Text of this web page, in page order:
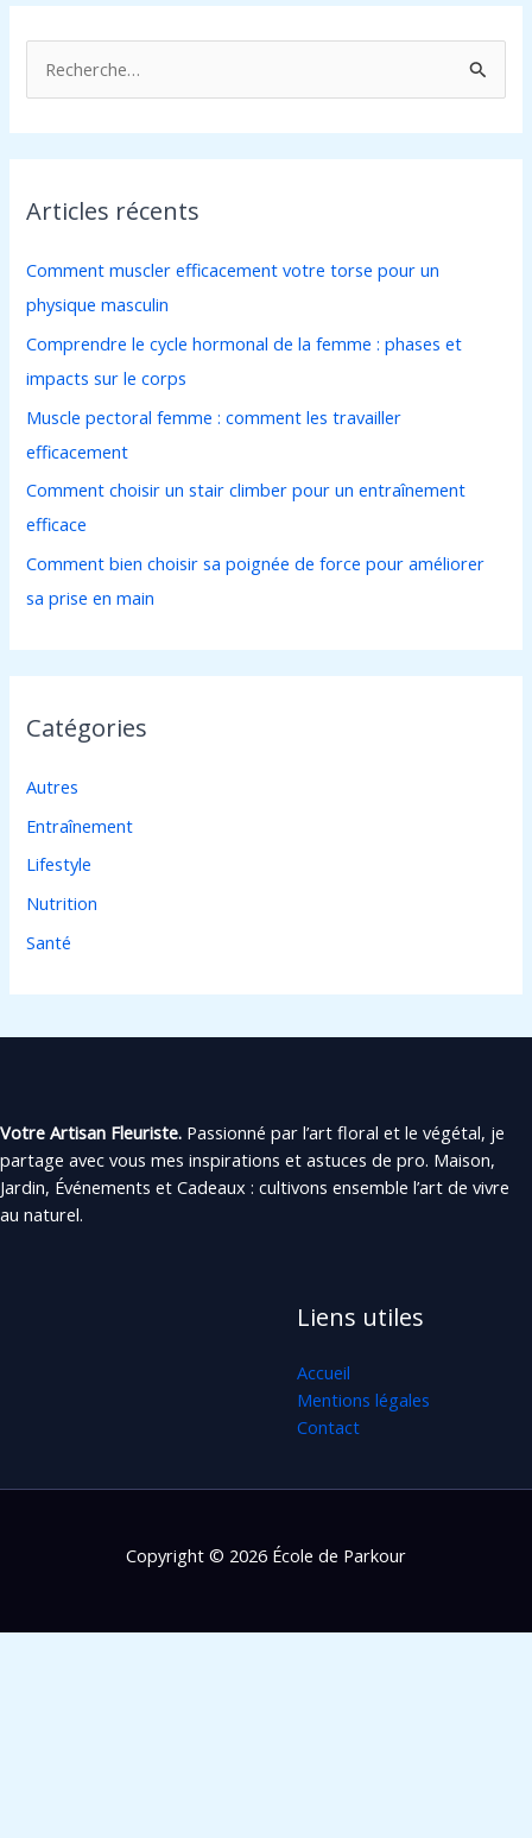
e
c
e
c
h
e
r
:
Articles récents
Comment muscler efficacement votre torse pour un
physique masculin
Comprendre le cycle hormonal de la femme : phases et
impacts sur le corps
Muscle pectoral femme : comment les travailler
efficacement
Comment choisir un stair climber pour un entraînement
efficace
Comment bien choisir sa poignée de force pour améliorer
sa prise en main
Catégories
Autres
Entraînement
Lifestyle
Nutrition
Santé
Votre Artisan Fleuriste. Passionné par l’art floral et le végétal, je
partage avec vous mes inspirations et astuces de pro. Maison,
Jardin, Événements et Cadeaux : cultivons ensemble l’art de vivre
au naturel.
Liens utiles
Accueil
Mentions légales
Contact
Copyright © 2026 École de Parkour